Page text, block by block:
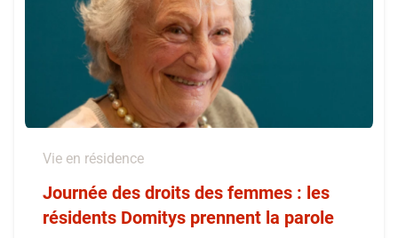
Vie en résidence
Journée des droits des femmes : les
résidents Domitys prennent la parole